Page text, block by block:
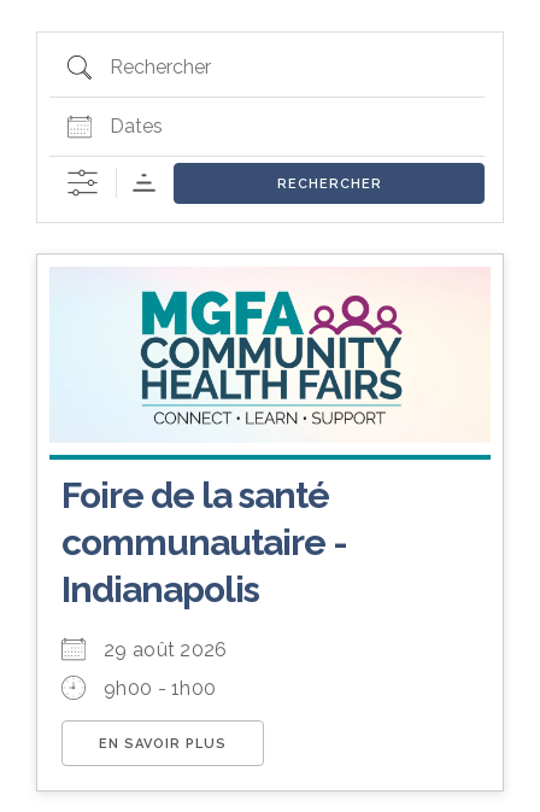
Rechercher
Dates
RECHERCHER
Foire de la santé
communautaire -
Indianapolis
29 août 2026
9h00 - 1h00
EN SAVOIR PLUS